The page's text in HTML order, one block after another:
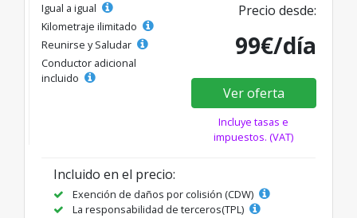
Igual a igual
Kilometraje ilimitado
Reunirse y Saludar
Conductor adicional
incluido
Precio desde:
99€/día
Ver oferta
Incluye tasas e
impuestos. (VAT)
Incluido en el precio:
Exención de daños por colisión (CDW)
La responsabilidad de terceros(TPL)